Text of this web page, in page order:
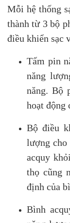
Mỗi hệ thống
thành từ 3 bộ
điều khiển sạc
Tấm pin
năng
năng. Bộ
hoạt động
Bộ điều
lượng cho
acquy
thọ cũng
định của
Bình